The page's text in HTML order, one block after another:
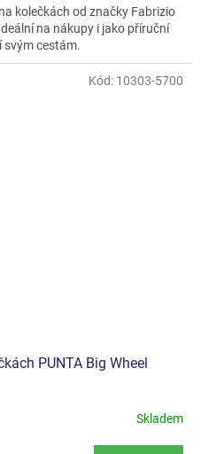
kolečkách od značky Fabrizio
na nákupy i jako příruční
svým cestám.
PUNTA Big Wheel
Skladem
Kód: 10303-5700